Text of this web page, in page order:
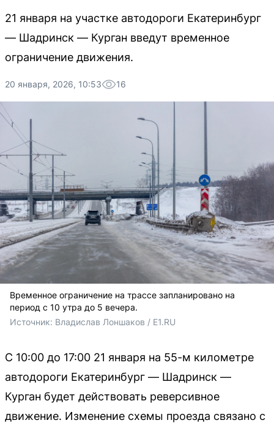
21 января на участке автодороги Екатеринбург
— Шадринск — Курган введут временное
ограничение движения.
20 января, 2026, 10:53 16
Временное ограничение на трассе запланировано на
период с 10 утра до 5 вечера.
Источник: Владислав Лоншаков / E1.RU
С 10:00 до 17:00 21 января на 55-м километре
автодороги Екатеринбург — Шадринск —
Курган будет действовать реверсивное
движение. Изменение схемы проезда связано с